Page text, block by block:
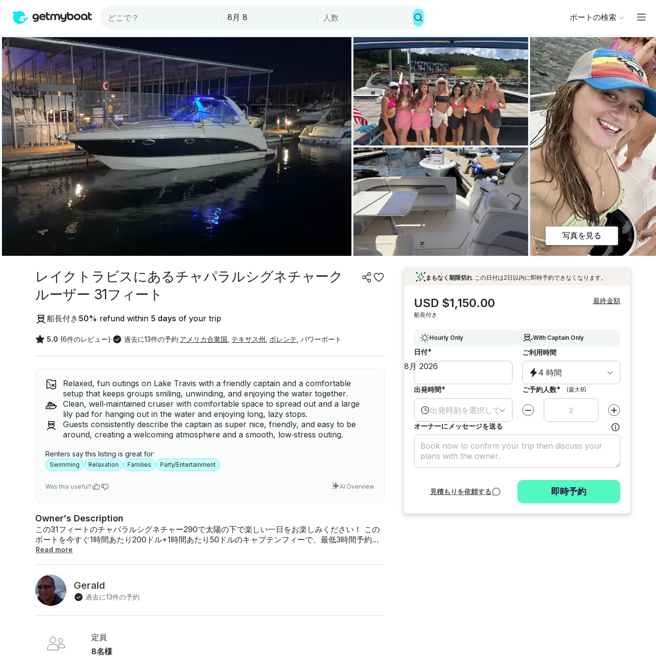
ボートの検索
写真を見る
レイクトラビスにあるチャパラルシグネチャーク
ルーザー 31フィート
船長付き 50% refund within 5 days of your trip
5.0 (6件のレビュー)· 過去に13件の予約·アメリカ合衆国 テキサス州 ボレンテ パワーボート
Relaxed, fun outings on Lake Travis with a friendly captain and a comfortable
setup that keeps groups smiling, unwinding, and enjoying the water together.
Clean, well‑maintained cruiser with comfortable space to spread out and a large
lily pad for hanging out in the water and enjoying long, lazy stops.
Guests consistently describe the captain as super nice, friendly, and easy to be
around, creating a welcoming atmosphere and a smooth, low‑stress outing.
Renters say this listing is great for:
Swimming Relaxation Families Party/Entertainment
Was this useful? AI Overview
Owner's Description
この31フィートのチャパラルシグネチャー290で太陽の下で楽しい一日をお楽しみください！ この
ボートを今すぐ1時間あたり200ドル+1時間あたり50ドルのキャプテンフィーで、最低3時間予約し
てください。 キャプテンのチップは含まれていません。 清潔で手入れが行き届いており、7人乗り
やクーラーと一緒に来てくれれば、あとは私がやってくれます。プロのキャプテンが安全で楽しい
ツアーをお約束します。最低3時間、延長も可能です。あなたの旅は私の唯一の優先事項です。この
ボートは禁煙です。 注：夜遅くまで行いますが、夜間は行いません... 条件：7日前にキャンセルし
Read more
Gerald
過去に13件の予約
定員
8名様
まもなく期限切れ この日付は2日以内に即時予約できなくなります。
USD $1,150.00
船長付き
最終金額
Hourly Only With Captain Only
日付* ご利用時間
4 時間
出発時間*
出発時刻を選択して下さい
ご予約人数* (最大8)
減らす 増やす
オーナーにメッセージを送る
見積もりを依頼する 即時予約